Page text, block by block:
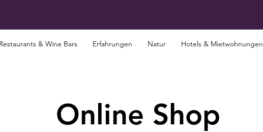
Restaurants & Wine Bars Erfahrungen Natur Hotels & Mietwohnungen
Online Shop